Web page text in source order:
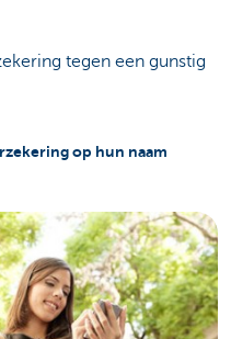
tegen een gunstig
op hun naam